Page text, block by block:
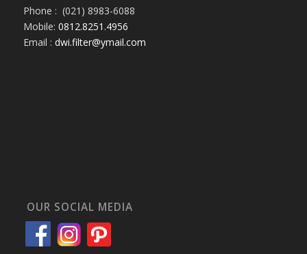
Phone : (021) 8983-6088
Mobile: 0812.8251.4956
Email : dwi.filter@ymail.com
OUR SOCIAL MEDIA